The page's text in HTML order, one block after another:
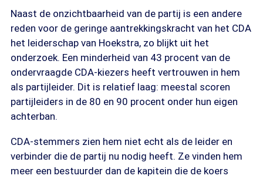
Naast de onzichtbaarheid van de partij is een andere
reden voor de geringe aantrekkingskracht van het CDA
het leiderschap van Hoekstra, zo blijkt uit het
onderzoek. Een minderheid van 43 procent van de
ondervraagde CDA-kiezers heeft vertrouwen in hem
als partijleider. Dit is relatief laag: meestal scoren
partijleiders in de 80 en 90 procent onder hun eigen
achterban.
CDA-stemmers zien hem niet echt als de leider en
verbinder die de partij nu nodig heeft. Ze vinden hem
meer een bestuurder dan de kapitein die de koers